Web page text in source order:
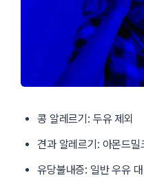
콩 알레르기: 두유 제외
견과 알레르기: 아몬드밀
유당불내증: 일반 우유